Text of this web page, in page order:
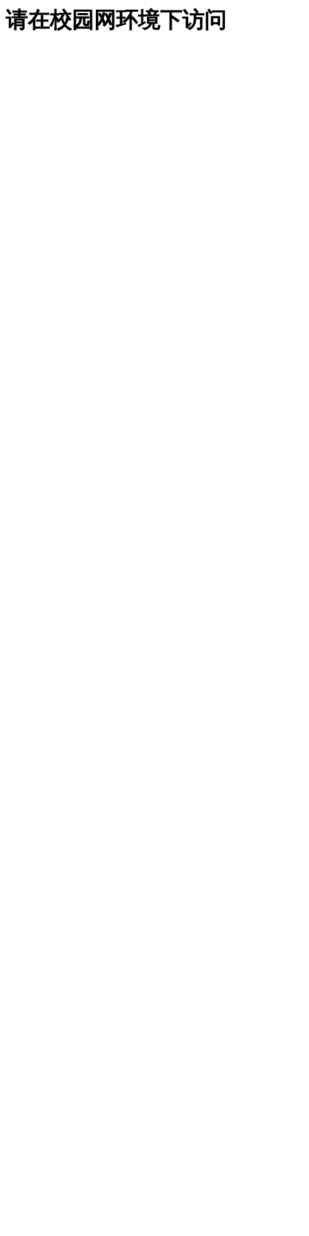
请在校园网环境下访问